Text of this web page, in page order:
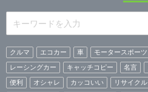
クルマ エコカー 車 モータースポーツ
レーシングカー
キャッチコピー 名言
便利
オシャレ カッコいい リサイクル